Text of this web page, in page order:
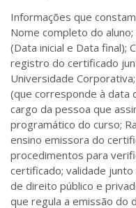
Informações que
Nome completo do
(Data inicial e Data final);
registro do certificado
Universidade
(que corresponde à data
cargo da pessoa que
programático do curso;
ensino emissora do
procedimentos para
certificado; validade
de direito público e
que regula a emissão do